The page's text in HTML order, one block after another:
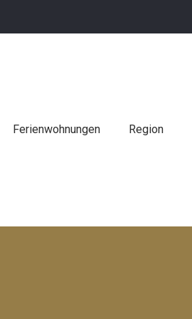
Ferienwohnungen Region